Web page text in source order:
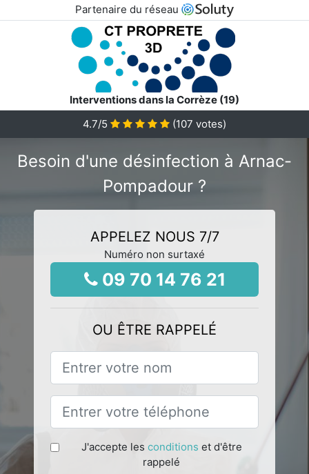
Partenaire du réseau
Interventions dans la Corrèze (19)
4.7/5 (107 votes)
Besoin d'une désinfection à Arnac-
Pompadour ?
APPELEZ NOUS 7/7
Numéro non surtaxé
09 70 14 76 21
OU ÊTRE RAPPELÉ
J'accepte les conditions et d'être
rappelé